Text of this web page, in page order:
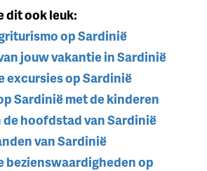
dit ook leuk:
op Sardinië
jouw vakantie in Sardinië
excursies op Sardinië
Sardinië met de kinderen
de hoofdstad van Sardinië
van Sardinië
bezienswaardigheden op